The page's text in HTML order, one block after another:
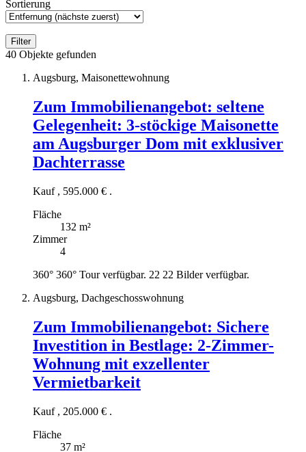
Sortierung
Filter
40 Objekte gefunden
Augsburg, Maisonettewohnung
Zum Immobilienangebot: seltene
Gelegenheit: 3-stöckige Maisonette
am Augsburger Dom mit exklusiver
Dachterrasse
Kauf , 595.000 € .
Fläche
132 m²
Zimmer
4
360° 360° Tour verfügbar. 22 22 Bilder verfügbar.
Augsburg, Dachgeschosswohnung
Zum Immobilienangebot: Sichere
Investition in Bestlage: 2-Zimmer-
Wohnung mit exzellenter
Vermietbarkeit
Kauf , 205.000 € .
Fläche
37 m²